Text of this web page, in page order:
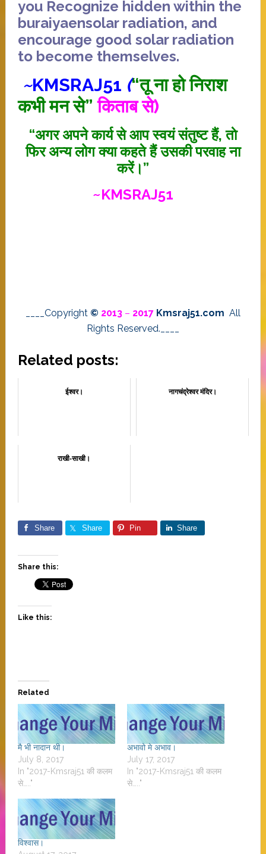
you Recognize hidden within the
buraiyaensolar radiation, and
encourage good solar radiation
to become themselves.
~KMSRAJ51 (“तू ना हो निराश
कभी मन से” किताब से)
“अगर अपने कार्य से आप स्वयं संतुष्ट हैं, ताे
फिर अन्य लोग क्या कहते हैं उसकी परवाह ना
करें।”
~KMSRAJ51
____Copyright © 2013– 2017 Kmsraj51.com All
Rights Reserved.____
Related posts:
ईश्वर। नागचंद्रेश्वर मंदिर।
राखी-साखी।
Share Share Pin Share
Share this:
Like this:
Related
मै भी नादान थी।
July 8, 2017
In "2017-Kmsraj51 की कलम
से….."
अभावो मे अभाव।
July 17, 2017
In "2017-Kmsraj51 की कलम
से….."
विश्वास।